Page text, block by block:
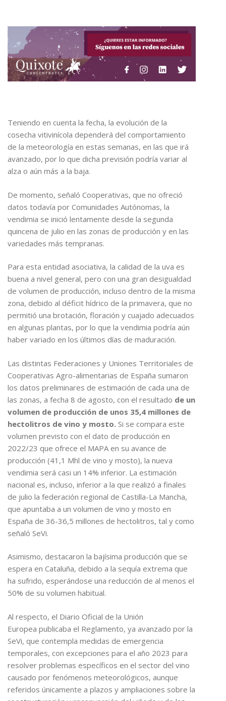
Teniendo en cuenta la fecha, la evolución de la
cosecha vitivinícola dependerá del comportamiento
de la meteorología en estas semanas, en las que irá
avanzado, por lo que dicha previsión podría variar al
alza o aún más a la baja.
De momento, señaló Cooperativas, que no ofreció
datos todavía por Comunidades Autónomas, la
vendimia se inició lentamente desde la segunda
quincena de julio en las zonas de producción y en las
variedades más tempranas.
Para esta entidad asociativa, la calidad de la uva es
buena a nivel general, pero con una gran desigualdad
de volumen de producción, incluso dentro de la misma
zona, debido al déficit hídrico de la primavera, que no
permitió una brotación, floración y cuajado adecuados
en algunas plantas, por lo que la vendimia podría aún
haber variado en los últimos días de maduración.
Las distintas Federaciones y Uniones Territoriales de
Cooperativas Agro-alimentarias de España sumaron
los datos preliminares de estimación de cada una de
las zonas, a fecha 8 de agosto, con el resultado de un
volumen de producción de unos 35,4 millones de
hectolitros de vino y mosto. Si se compara este
volumen previsto con el dato de producción en
2022/23 que ofrece el MAPA en su avance de
producción (41,1 Mhl de vino y mosto), la nueva
vendimia será casi un 14% inferior. La estimación
nacional es, incluso, inferior a la que realizó a finales
de julio la federación regional de Castilla-La Mancha,
que apuntaba a un volumen de vino y mosto en
España de 36-36,5 millones de hectolitros, tal y como
señaló SeVi.
Asimismo, destacaron la bajísima producción que se
espera en Cataluña, debido a la sequía extrema que
ha sufrido, esperándose una reducción de al menos el
50% de su volumen habitual.
Al respecto, el Diario Oficial de la Unión
Europea publicaba el Reglamento, ya avanzado por la
SeVi, que contempla medidas de emergencia
temporales, con excepciones para el año 2023 para
resolver problemas específicos en el sector del vino
causado por fenómenos meteorológicos, aunque
referidos únicamente a plazos y ampliaciones sobre la